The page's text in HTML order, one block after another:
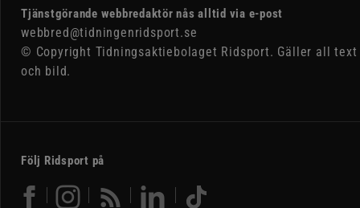
Tjänstgörande webbredaktör nås alltid via e-post
webbred@tidningenridsport.se
© Copyright Tidningsaktiebolaget Ridsport. Gäller all text
och bild.
Följ Ridsport på